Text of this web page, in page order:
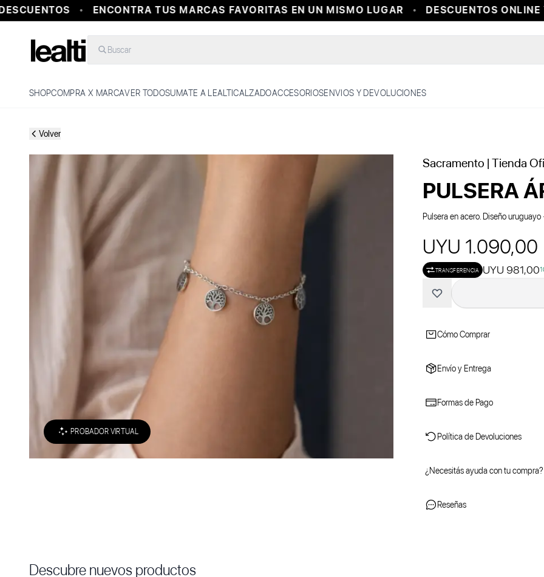
ENCONTRA TUS MARCAS FAVORITAS EN UN MISMO LUGAR DESCUENTOS ONLINE Y
Buscar
SHOPCOMPRA X MARCAVER TODOSUMATE A LEALTICALZADOACCESORIOSENVIOS Y DEVOLUCIONES
Volver
PROBADOR VIRTUAL
Sacramento | Tienda
PULSERA
Pulsera en acero. Diseño uruguayo
UYU 1.090,00
TRANSFERENCIA UYU 981,00
Cómo Comprar
Envío y Entrega
Formas de Pago
Política de Devoluciones
¿Necesitás ayuda con tu compra?
Reseñas
Descubre nuevos productos